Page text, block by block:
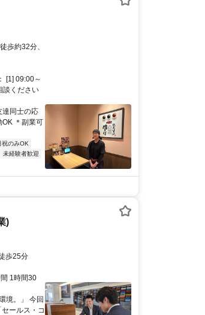
歩約32分、
[1] 09:00～
談ください
達同士の応
＊副業可
祝のみOK
未経験者歓迎
)
歩25分
1時間30
境。」 今回
ールス・コ